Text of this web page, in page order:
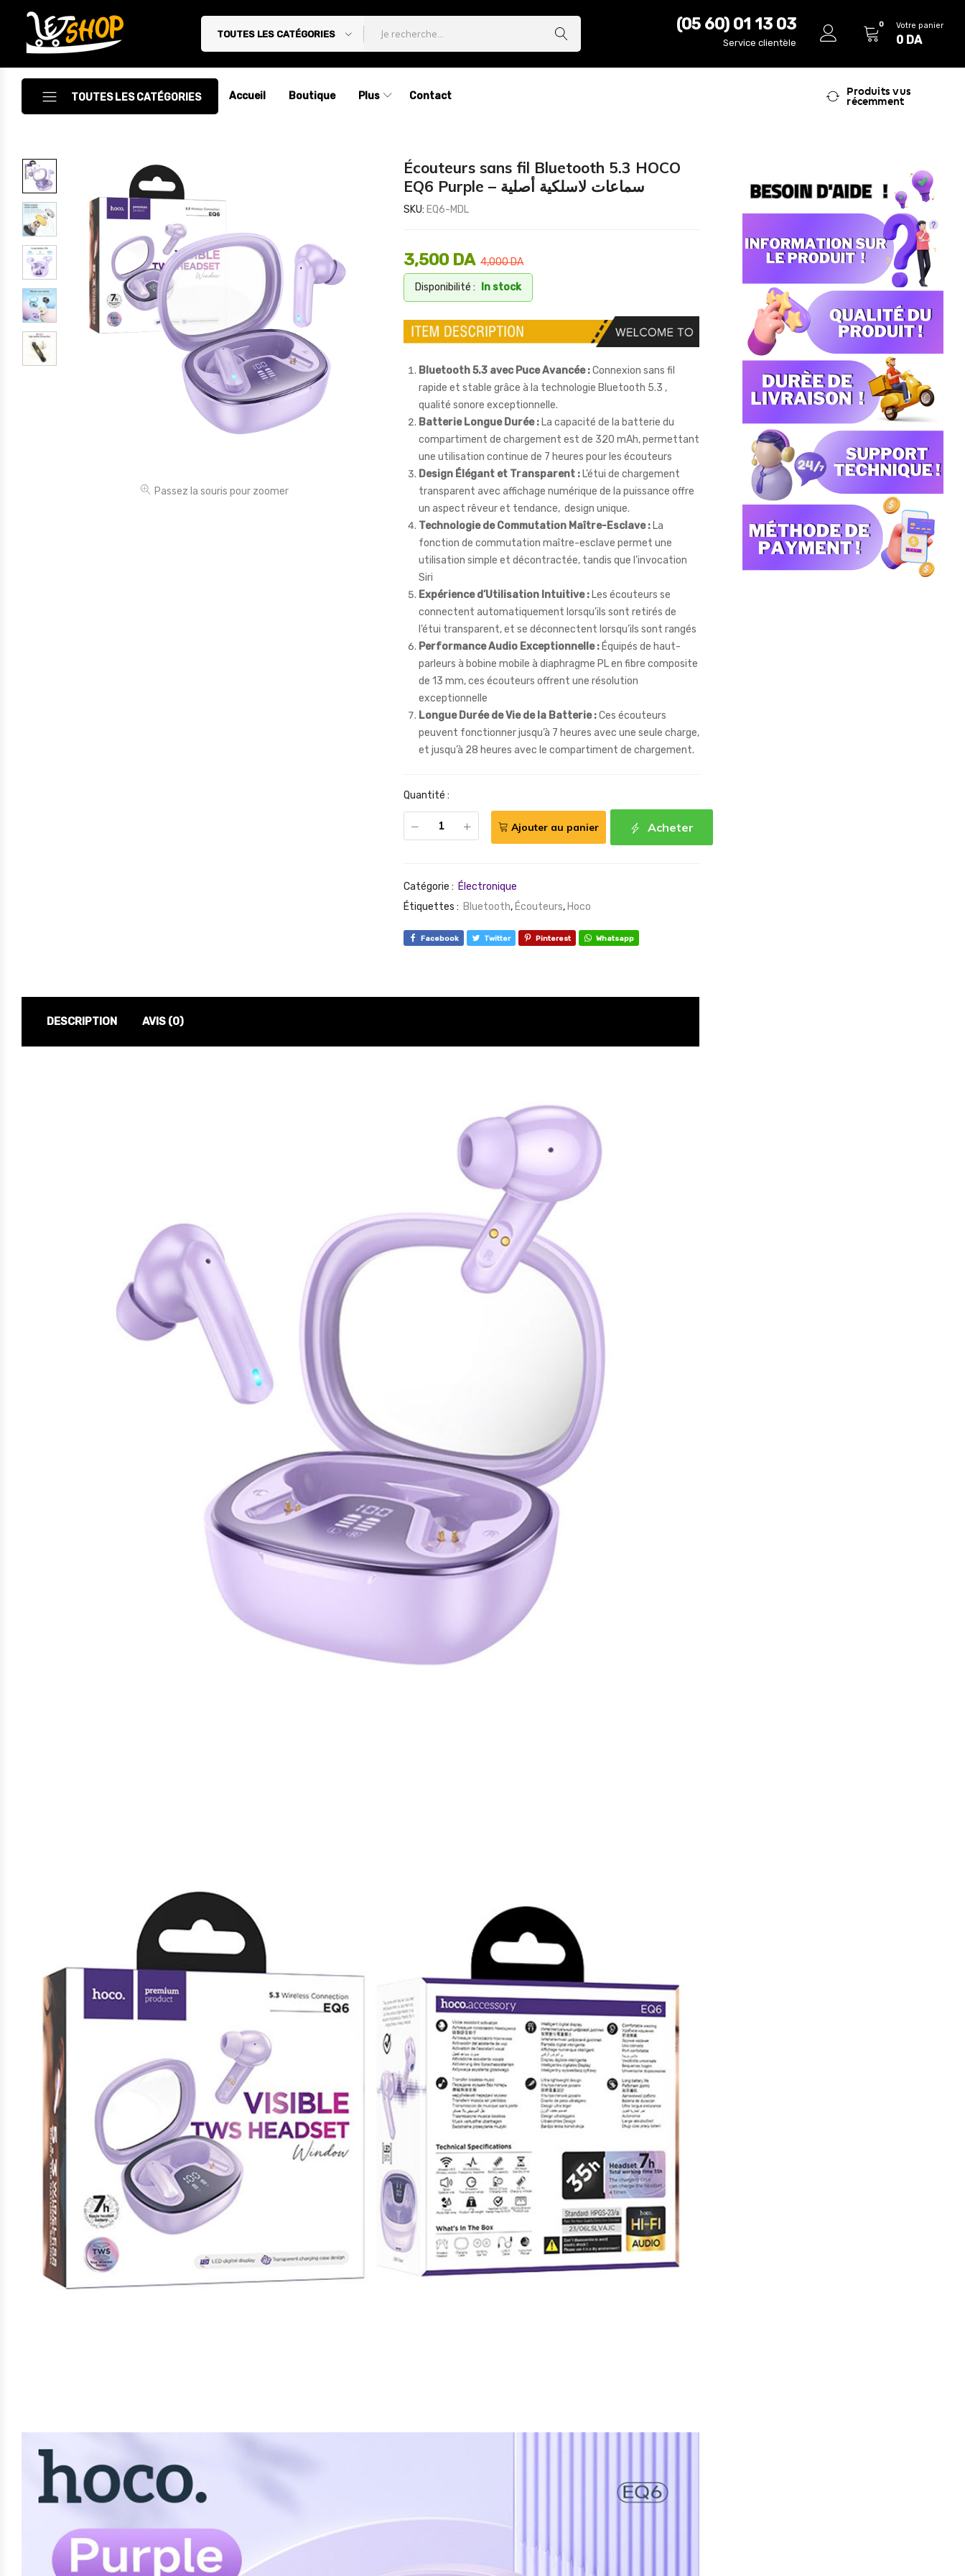
Letshop.dz
TOUTES LES CATÉGORIES
(05 60) 01 13 03
Service clientèle
0 Votre panier
0 DA
TOUTES LES CATÉGORIES
Accessoires
Accessoires Auto/Moto
Accessoires PC
Camping & Randonnée
Cuisine
Décoration
Electroménager
Électronique
Jouets
Accueil Boutique Plus Contact
Produits vus
récemment
Passez la souris pour zoomer
Écouteurs sans fil Bluetooth 5.3 HOCO
EQ6 Purple – سماعات لاسلكية أصلية
SKU: EQ6-MDL
4,000DA
3,500 DA
Disponibilité : In stock
Bluetooth 5.3 avec Puce Avancée :Connexion sans fil
rapide et stable grâce à la technologie Bluetooth 5.3 ,
qualité sonore exceptionnelle.
Batterie Longue Durée : La capacité de la batterie du
compartiment de chargement est de 320 mAh, permettant
une utilisation continue de 7 heures pour les écouteurs
Design Élégant et Transparent : L’étui de chargement
transparent avec affichage numérique de la puissance offre
un aspect rêveur et tendance, design unique.
Technologie de Commutation Maître-Esclave : La
fonction de commutation maître-esclave permet une
utilisation simple et décontractée, tandis que l’invocation
Siri
Expérience d’Utilisation Intuitive : Les écouteurs se
connectent automatiquement lorsqu’ils sont retirés de
l’étui transparent, et se déconnectent lorsqu’ils sont rangés
Performance Audio Exceptionnelle : Équipés de haut-
parleurs à bobine mobile à diaphragme PL en fibre composite
de 13 mm, ces écouteurs offrent une résolution
exceptionnelle
Longue Durée de Vie de la Batterie :Ces écouteurs
peuvent fonctionner jusqu’à 7 heures avec une seule charge,
et jusqu’à 28 heures avec le compartiment de chargement.
Quantité :
Acheter
Ajouter au panier
Catégorie : Électronique
Étiquettes : Bluetooth, Écouteurs, Hoco
Facebook Twitter Pinterest Whatsapp
DESCRIPTION AVIS (0)